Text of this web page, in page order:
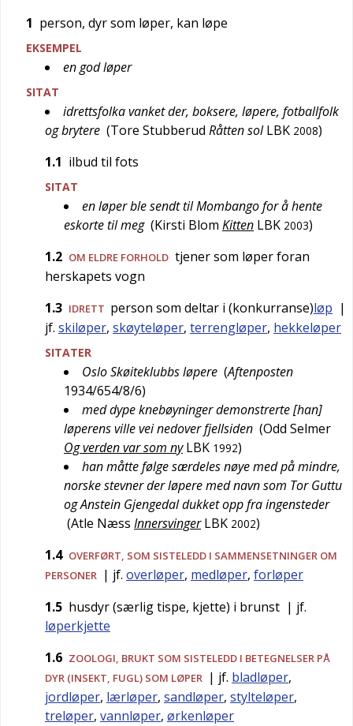
1 person, dyr som løper, kan løpe
EKSEMPEL
en god løper
SITAT
idrettsfolka vanket der, boksere, løpere, fotballfolk
og brytere (Tore Stubberud Råtten sol LBK 2008)
1.1 ilbud til fots
SITAT
en løper ble sendt til Mombango for å hente
eskorte til meg (Kirsti Blom Kitten LBK 2003)
1.2 OM ELDRE FORHOLD tjener som løper foran
herskapets vogn
1.3 IDRETT person som deltar i (konkurranse)løp |
jf. skiløper, skøyteløper, terrengløper, hekkeløper
SITATER
Oslo Skøiteklubbs løpere (Aftenposten
1934/654/8/6)
med dype knebøyninger demonstrerte [han]
løperens ville vei nedover fjellsiden (Odd Selmer
Og verden var som ny LBK 1992)
han måtte følge særdeles nøye med på mindre,
norske stevner der løpere med navn som Tor Guttu
og Anstein Gjengedal dukket opp fra ingensteder
(Atle Næss Innersvinger LBK 2002)
1.4 OVERFØRT, SOM SISTELEDD I SAMMENSETNINGER OM
PERSONER | jf. overløper, medløper, forløper
1.5 husdyr (særlig tispe, kjette) i brunst | jf.
løperkjette
1.6 ZOOLOGI, BRUKT SOM SISTELEDD I BETEGNELSER PÅ
DYR (INSEKT, FUGL) SOM LØPER | jf. bladløper,
jordløper, lærløper, sandløper, stylteløper,
treløper, vannløper, ørkenløper